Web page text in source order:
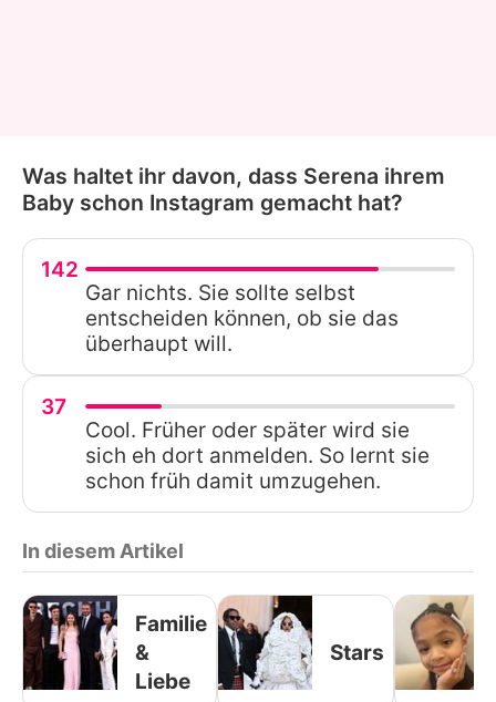
Was haltet ihr davon, dass Serena ihrem
Baby schon Instagram gemacht hat?
142
Gar nichts. Sie sollte selbst
entscheiden können, ob sie das
überhaupt will.
37
Cool. Früher oder später wird sie
sich eh dort anmelden. So lernt sie
schon früh damit umzugehen.
In diesem Artikel
Familie
&
Liebe
Stars